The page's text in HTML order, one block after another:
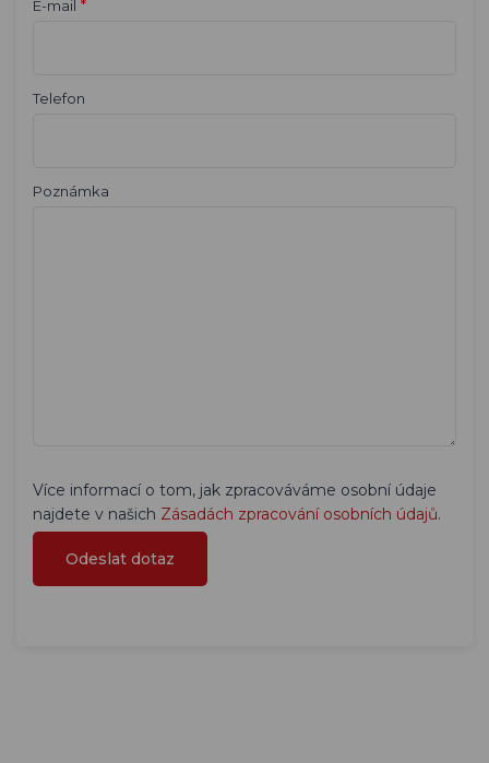
E-mail *
Telefon
Poznámka
Více informací o tom, jak zpracováváme osobní údaje
najdete v našich Zásadách zpracování osobních údajů.